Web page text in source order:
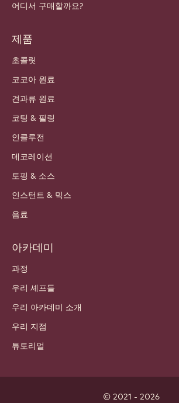
어디서 구매할까요?
제품
초콜릿
코코아 원료
견과류 원료
코팅 & 필링
인클루전
데코레이션
토핑 & 소스
인스턴트 & 믹스
음료
아카데미
과정
우리 셰프들
우리 아카데미 소개
우리 지점
튜토리얼
© 2021 - 2026